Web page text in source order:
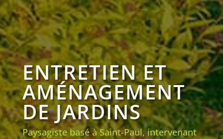
ENTRETIEN ET
AMÉNAGEMENT
DE JARDINS
Paysagiste basé à Saint-Paul, intervenant